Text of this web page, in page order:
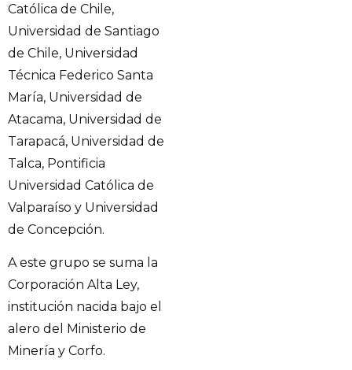
Católica de Chile,
Universidad de Santiago
de Chile, Universidad
Técnica Federico Santa
María, Universidad de
Atacama, Universidad de
Tarapacá, Universidad de
Talca, Pontificia
Universidad Católica de
Valparaíso y Universidad
de Concepción.
A este grupo se suma la
Corporación Alta Ley,
institución nacida bajo el
alero del Ministerio de
Minería y Corfo.